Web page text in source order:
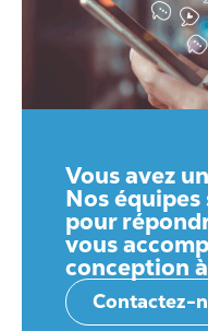
Vous avez
Nos
pour
vous
conception
Contactez-